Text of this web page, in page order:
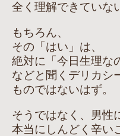
全く理解できていな
もちろん、
その「はい」は、
絶対に「今日生理な
などと聞くデリカシ
ものではないはず。
そうではなく、男性
本当にしんどく辛い